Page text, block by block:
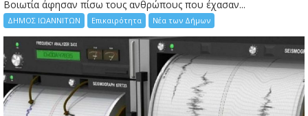
Bοιωτία άφησαν πίσω τους ανθρώπους που έχασαν...
ΔΗΜΟΣ ΙΩΑΝΝΙΤΩΝ Επικαιρότητα Νέα των Δήμων